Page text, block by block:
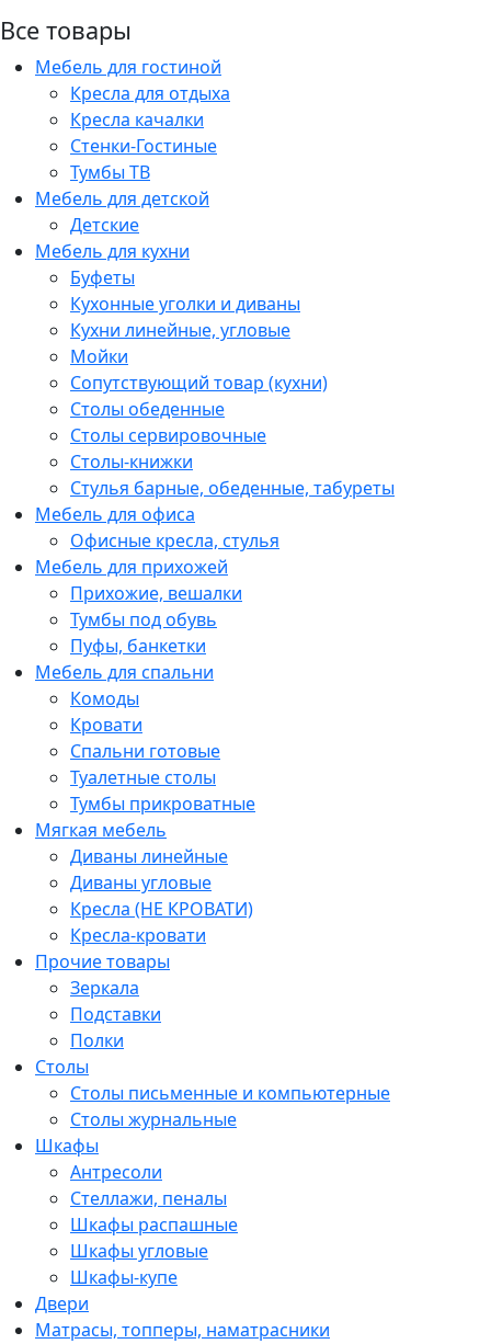
Все товары
Мебель для гостиной
Кресла для отдыха
Кресла качалки
Стенки-Гостиные
Тумбы ТВ
Мебель для детской
Детские
Мебель для кухни
Буфеты
Кухонные уголки и диваны
Кухни линейные, угловые
Мойки
Сопутствующий товар (кухни)
Столы обеденные
Столы сервировочные
Столы-книжки
Стулья барные, обеденные, табуреты
Мебель для офиса
Офисные кресла, стулья
Мебель для прихожей
Прихожие, вешалки
Тумбы под обувь
Пуфы, банкетки
Мебель для спальни
Комоды
Кровати
Спальни готовые
Туалетные столы
Тумбы прикроватные
Мягкая мебель
Диваны линейные
Диваны угловые
Кресла (НЕ КРОВАТИ)
Кресла-кровати
Прочие товары
Зеркала
Подставки
Полки
Столы
Столы письменные и компьютерные
Столы журнальные
Шкафы
Антресоли
Стеллажи, пеналы
Шкафы распашные
Шкафы угловые
Шкафы-купе
Двери
Матрасы, топперы, наматрасники